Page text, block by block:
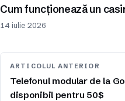
Cum funcționează un
14 iulie 2026
ARTICOLUL ANTERIOR
Telefonul modular de la
disponibil pentru 50$